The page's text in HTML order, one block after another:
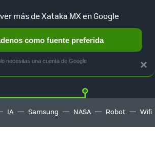
AUTO ELECTRICO Twitter
IA Samsung NASA Robot Wifi
×
más de Xataka MX en Google
como fuente preferida
necesitas una cuenta de Google